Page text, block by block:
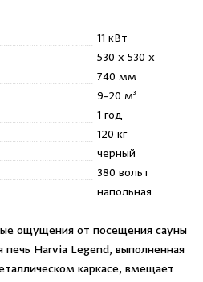
11 кВт
530 x 530 x
740 мм
9-20 м³
1 год
120 кг
черный
380 вольт
напольная
ощущения от посещения сауны
Harvia Legend, выполненная
каркасе, вмещает